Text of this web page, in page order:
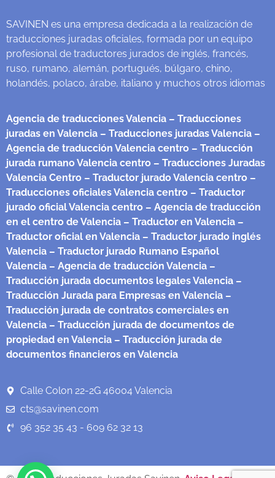
SAVINEN es una empresa dedicada a la realización de
traducciones juradas oficiales, formada por un equipo
profesional de traductores jurados de inglés, francés,
ruso, rumano, alemán, portugués, búlgaro, chino,
holandés, polaco, árabe, italiano y muchos otros idiomas
Agencia de traducciones Valencia – Traducciones
juradas en Valencia – Traducciones juradas Valencia –
Agencia de traducción Valencia centro – Traducción
jurada rumano Valencia centro – Traducciones Juradas
Valencia Centro – Traductor jurado Valencia centro –
Traducciones oficiales Valencia centro – Traductor
jurado oficial Valencia centro – Agencia de traducción
en el centro de Valencia – Traductor en Valencia –
Traductor oficial en Valencia – Traductor jurado inglés
Valencia – Traductor jurado Rumano Español
Valencia – Agencia de traducción Valencia –
Traducción jurada documentos legales Valencia –
Traducción Jurada para Empresas en Valencia –
Traducción jurada de contratos comerciales en
Valencia – Traducción jurada de documentos de
propiedad en Valencia – Traducción jurada de
documentos financieros en Valencia
Calle Colon 22-2G 46004 Valencia
cts@savinen.com
96 352 35 43 - 609 62 32 13